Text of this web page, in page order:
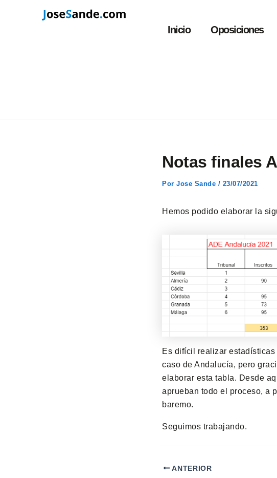
Inicio Oposiciones
Notas finales
Por Jose Sande / 23/07/2021
Hemos podido elaborar la
Es difícil realizar
caso de Andalucía, pero
elaborar esta tabla. Desde
aprueban todo el proceso, a
baremo.
Seguimos trabajando.
entradas
ANTERIOR